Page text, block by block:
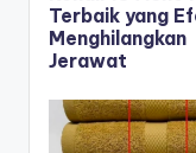
Terbaik yang
Menghilangkan
Jerawat